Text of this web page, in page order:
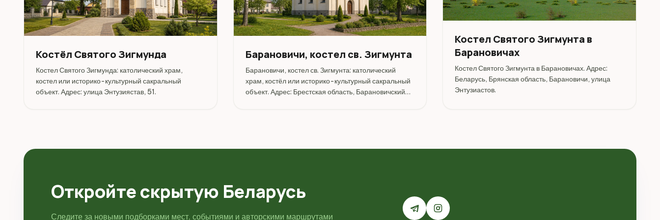
Костёл Святого Зигмунда
Костел Святого Зигмунда: католический храм,
костел или историко-культурный сакральный
объект. Адрес: улица Энтузиястав, 51.
Барановичи, костел св. Зигмунта
Барановичи, костел св. Зигмунта: католический
храм, костёл или историко-культурный сакральный
объект. Адрес: Брестская область, Барановичский
Костел Святого Зигмунта в
Барановичах
Костел Святого Зигмунта в Барановичах. Адрес:
Беларусь, Брянская область, Барановичи, улица
Энтузиастов.
Откройте скрытую Беларусь
Следите за новыми подборками мест, событиями и авторскими маршрутами